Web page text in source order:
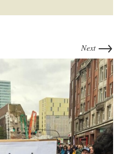
Next →